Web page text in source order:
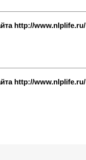
http://www.nlplife.ru/
http://www.nlplife.ru/